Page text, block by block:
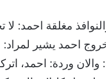
مغلقة احمد:
احمد يشير
وردة: احمد،